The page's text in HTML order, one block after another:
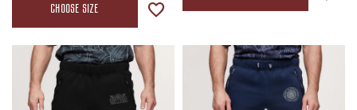
Choose size